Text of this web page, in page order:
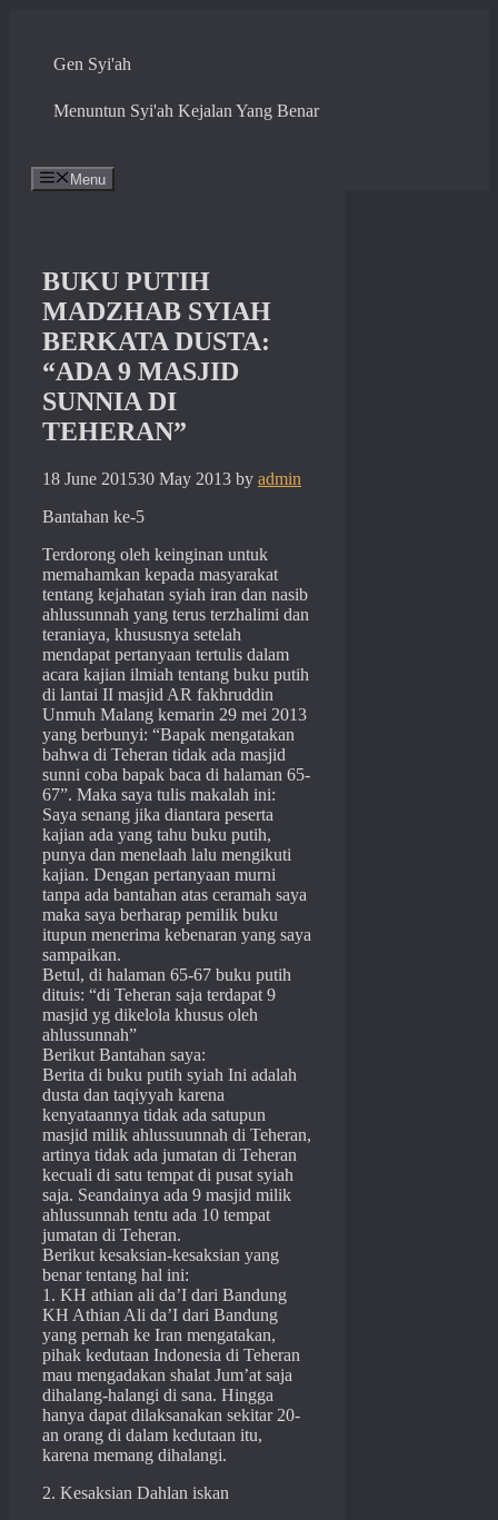
contentGen Syi'ah
Menuntun Syi'ah Kejalan Yang Benar
Menu
BUKU PUTIH
MADZHAB SYIAH
BERKATA DUSTA:
“ADA 9 MASJID
SUNNIA DI
TEHERAN”
18 June 201530 May 2013 by admin
Bantahan ke-5
Terdorong oleh keinginan untuk
memahamkan kepada masyarakat
tentang kejahatan syiah iran dan nasib
ahlussunnah yang terus terzhalimi dan
teraniaya, khususnya setelah
mendapat pertanyaan tertulis dalam
acara kajian ilmiah tentang buku putih
di lantai II masjid AR fakhruddin
Unmuh Malang kemarin 29 mei 2013
yang berbunyi: “Bapak mengatakan
bahwa di Teheran tidak ada masjid
sunni coba bapak baca di halaman 65-
67”. Maka saya tulis makalah ini:
Saya senang jika diantara peserta
kajian ada yang tahu buku putih,
punya dan menelaah lalu mengikuti
kajian. Dengan pertanyaan murni
tanpa ada bantahan atas ceramah saya
maka saya berharap pemilik buku
itupun menerima kebenaran yang saya
sampaikan.
Betul, di halaman 65-67 buku putih
dituis: “di Teheran saja terdapat 9
masjid yg dikelola khusus oleh
ahlussunnah”
Berikut Bantahan saya:
Berita di buku putih syiah Ini adalah
dusta dan taqiyyah karena
kenyataannya tidak ada satupun
masjid milik ahlussuunnah di Teheran,
artinya tidak ada jumatan di Teheran
kecuali di satu tempat di pusat syiah
saja. Seandainya ada 9 masjid milik
ahlussunnah tentu ada 10 tempat
jumatan di Teheran.
Berikut kesaksian-kesaksian yang
benar tentang hal ini:
1. KH athian ali da’I dari Bandung
KH Athian Ali da’I dari Bandung
yang pernah ke Iran mengatakan,
pihak kedutaan Indonesia di Teheran
mau mengadakan shalat Jum’at saja
dihalang-halangi di sana. Hingga
hanya dapat dilaksanakan sekitar 20-
an orang di dalam kedutaan itu,
karena memang dihalangi.
2. Kesaksian Dahlan iskan